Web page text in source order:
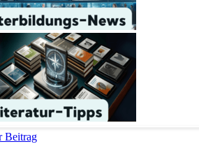
Beitrag